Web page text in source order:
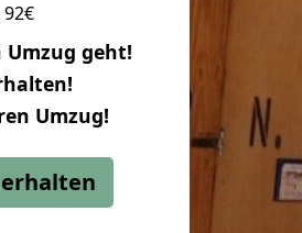
geht!
Umzug!